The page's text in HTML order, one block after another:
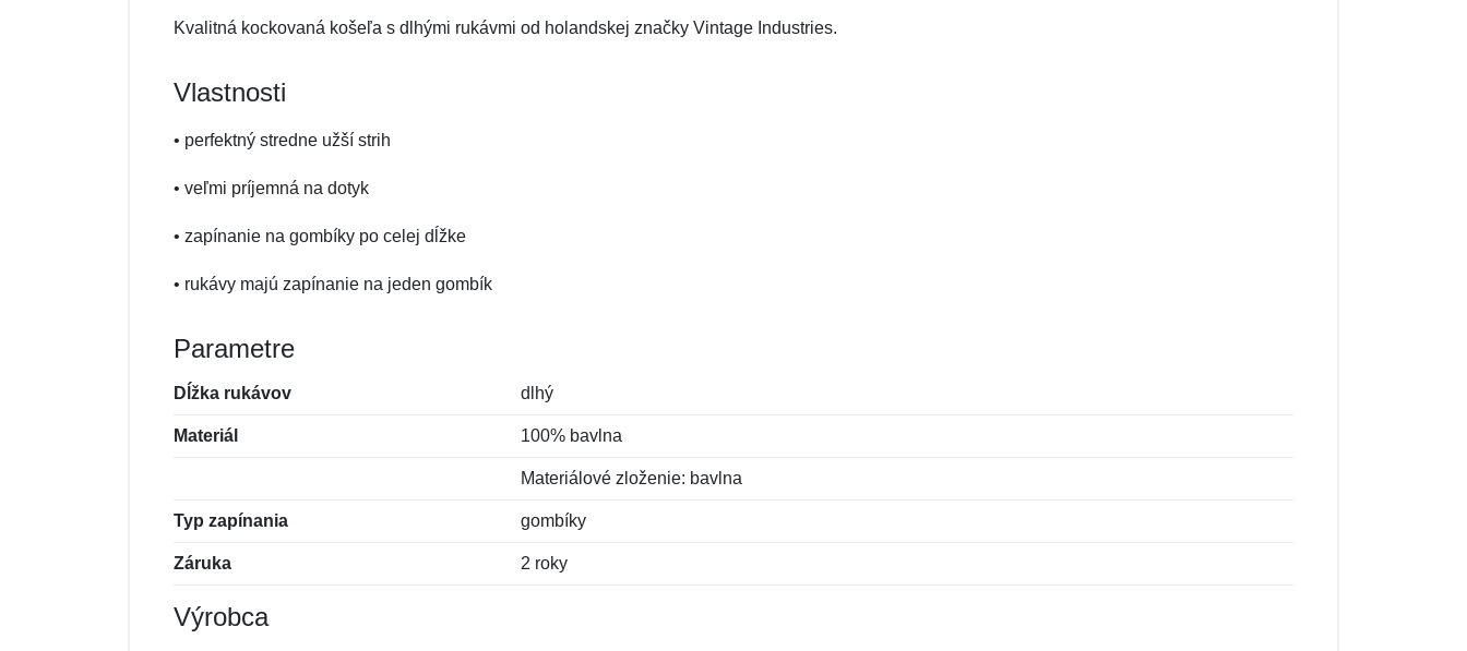
Kvalitná kockovaná košeľa s dlhými rukávmi od holandskej značky Vintage Industries.
Vlastnosti
• perfektný stredne užší strih
• veľmi príjemná na dotyk
• zapínanie na gombíky po celej dĺžke
• rukávy majú zapínanie na jeden gombík
Parametre
Dĺžka rukávov dlhý
Materiál 100% bavlna
Materiálové zloženie: bavlna
Typ zapínania gombíky
Záruka 2 roky
Výrobca